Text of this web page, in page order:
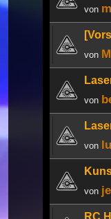
von
von
von
von
von
RC